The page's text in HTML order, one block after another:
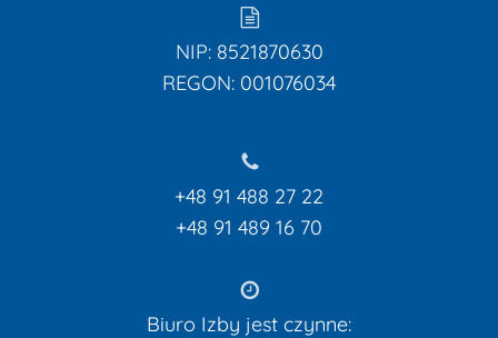
NIP: 8521870630
REGON: 001076034
+48 91 488 27 22
+48 91 489 16 70
Biuro Izby jest czynne: